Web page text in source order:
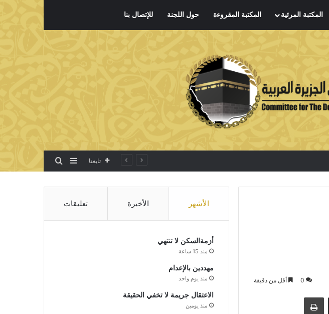
المكتبة المرئية المكتبة المقروءة حول اللجنة للإتصال بنا
تابعنا إضافة عمود جانبي
بحث عن
0 أقل من دقيقة
مشاركة عبر البريد طباعة
الأشهر الأخيرة تعليقات
أزمةالسكن لا تنتهي
منذ 15 ساعة
مهددين بالإعدام
منذ يوم واحد
الاعتقال جريمة لا تخفي الحقيقة
منذ يومين